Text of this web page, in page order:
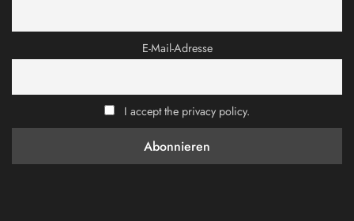
E-Mail-Adresse
I accept the privacy policy.